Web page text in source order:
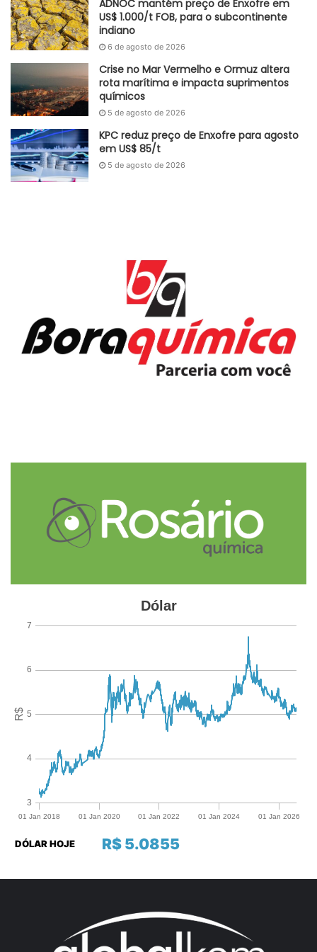
expectativa de futuro
indústria situação atual
ADNOC mantém preço de Enxofre em
US$ 1.000/t FOB, para o subcontinente
indiano
6 de agosto de 2026
Crise no Mar Vermelho e Ormuz altera
rota marítima e impacta suprimentos
químicos
5 de agosto de 2026
KPC reduz preço de Enxofre para agosto
em US$ 85/t
5 de agosto de 2026
R$ 5.0855
DÓLAR HOJE